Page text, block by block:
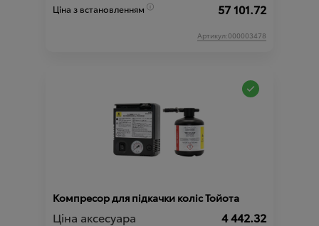
Ціна з встановленням 57 101.72
Артикул:000003478
Компресор для підкачки коліс Тойота
Ціна аксесуара 4 442.32